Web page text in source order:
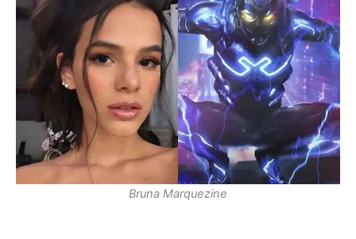
Bruna Marquezine